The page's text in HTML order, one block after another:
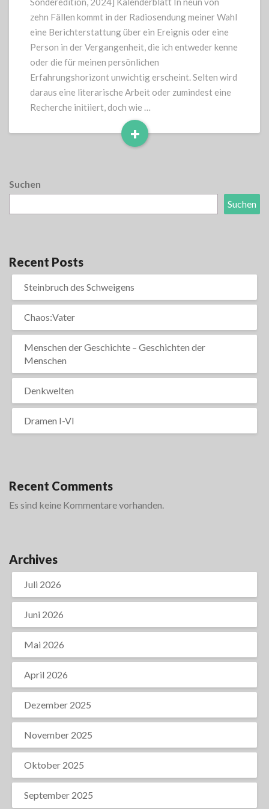
zehn Fällen kommt in der Radiosendung meiner Wahl
eine Berichterstattung über ein Ereignis oder eine
Person in der Vergangenheit, die ich entweder kenne
oder die für meinen persönlichen
Erfahrungshorizont unwichtig erscheint. Selten wird
daraus eine literarische Arbeit oder zumindest eine
Recherche initiiert, doch wie …
+
Read
Suchen
Suchen
Recent Posts
Steinbruch des Schweigens
Chaos:Vater
Menschen der Geschichte – Geschichten der
Menschen
Denkwelten
Dramen I-VI
Recent Comments
Es sind keine Kommentare vorhanden.
Archives
Juli 2026
Juni 2026
Mai 2026
April 2026
Dezember 2025
November 2025
Oktober 2025
September 2025